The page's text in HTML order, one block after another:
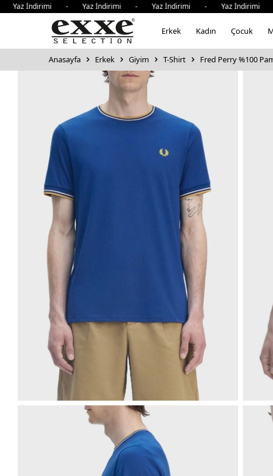
- Yaz İndirimi - Yaz İndirimi - Yaz İndirimi -
Erkek Kadın Çocuk
Anasayfa Erkek Giyim T-Shirt Fred Perry %100